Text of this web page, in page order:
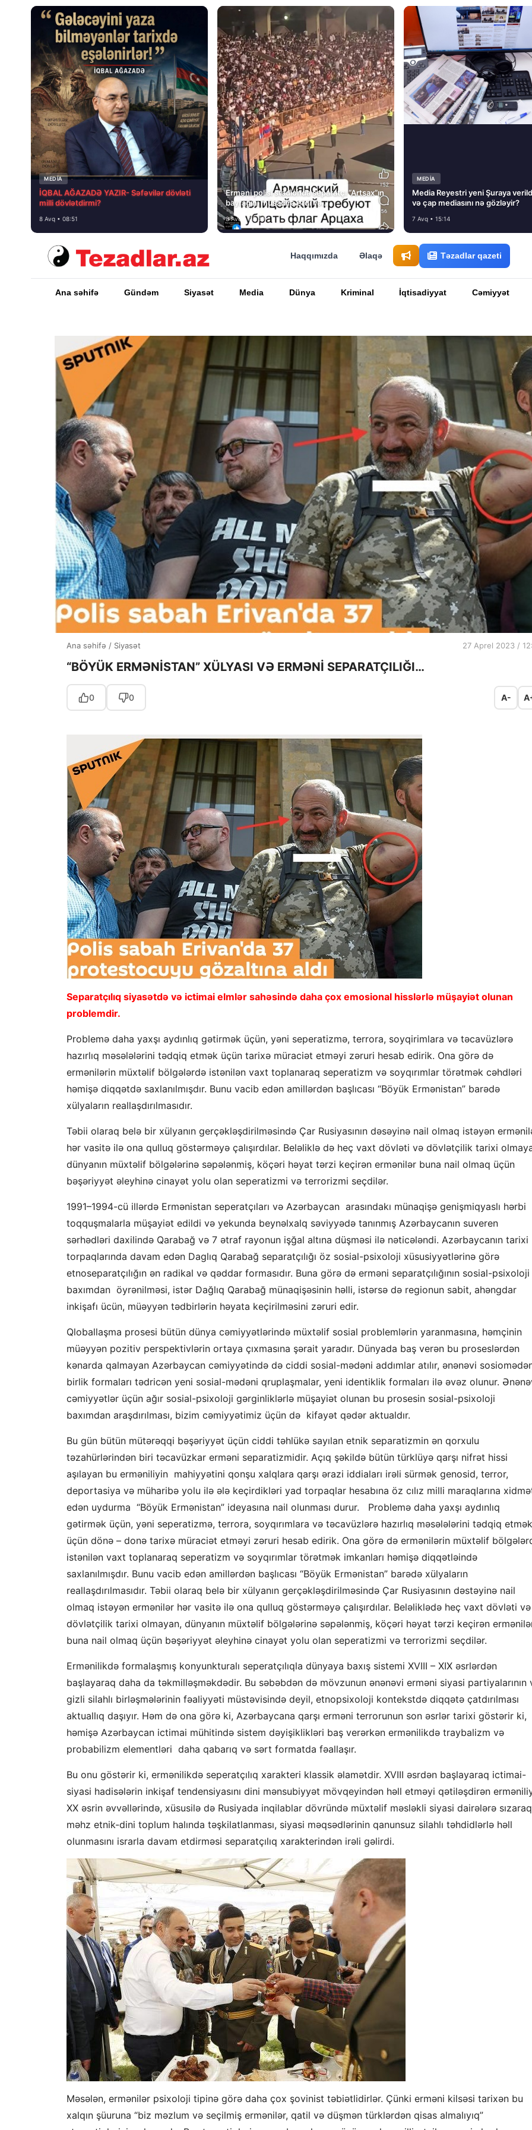
MEDİA
İQBAL AĞAZADƏ YAZIR- Səfəvilər dövləti
milli dövlətdirmi?
8 Avq • 08:51
Erməni polisi stadionda separatçı “Artsax”ın
bayrağını müsadirə etdi və…
8 Avq • 08:39
MEDİA
Media Reyestri yeni Şuraya
və çap mediasını nə gözləyir?
7 Avq • 15:14
Haqqımızda Əlaqə Təzadlar qazeti
Ana səhifə Gündəm Siyasət Media Dünya Kriminal İqtisadiyyat Cəmiyyət
Ana səhifə / Siyasət 27 Aprel 2023 /
“BÖYÜK ERMƏNİSTAN” XÜLYASI VƏ ERMƏNİ SEPARATÇILIĞI…
0 0 A-
Separatçılıq siyasətdə və ictimai elmlər sahəsində daha çox emosional hisslərlə müşayiət olunan
problemdir.
Problemə daha yaxşı aydınlıq gətirmək üçün, yəni seperatizmə, terrora, soyqirimlara və təcavüzlərə
hazırlıq məsələlərini tədqiq etmək üçün tarixə müraciət etməyi zəruri hesab edirik. Ona görə də
ermənilərin müxtəlif bölgələrdə istənilən vaxt toplanaraq seperatizm və soyqırımlar törətmək cəhdləri
həmişə diqqətdə saxlanılmışdır. Bunu vacib edən amillərdən başlıcası “Böyük Ermənistan” barədə
xülyaların reallaşdırılmasıdır.
Təbii olaraq belə bir xülyanın gerçəkləşdirilməsində Çar Rusiyasının dəsəyinə nail olmaq istəyən
hər vasitə ilə ona qulluq göstərməyə çalışırdılar. Beləliklə də heç vaxt dövləti və dövlətçilik tarixi
dünyanın müxtəlif bölgələrinə səpələnmiş, köçəri həyat tərzi keçirən ermənilər buna nail olmaq üçün
bəşəriyyət əleyhinə cinayət yolu olan seperatizmi və terrorizmi seçdilər.
1991–1994-cü illәrdә Ermənistan seperatçıları və Azərbaycan arasındakı münaqişә genişmiqyaslı hәrbi
toqquşmalarla müşayiәt edildi vә yekunda beynәlxalq sәviyyәdә tanınmış Azәrbaycanın suveren
sәrhәdlәri daxilindә Qarabağ vә 7 әtraf rayonun işğal altına düşmәsi ilә nәticәlәndi. Azərbaycanın tarixi
torpaqlarında davam edən Daglıq Qarabağ separatçılığı öz sosial-psixoloji xüsusiyyətlərinə görə
etnoseparatçılığın ən radikal və qəddar formasıdır. Buna görə də erməni separatçılığının sosial-psixoloji
baxımdan öyrənilməsi, istər Dağlıq Qarabağ münaqişəsinin həlli, istərsə də regionun sabit, ahəngdar
inkişafı ücün, müəyyən tədbirlərin həyata keçirilməsini zəruri edir.
Qloballaşma prosesi bütün dünya cəmiyyətlərində müxtəlif sosial problemlərin yaranmasına, həmçinin
müəyyən pozitiv perspektivlərin ortaya çıxmasına şərait yaradır. Dünyada baş verən bu proseslərdən
kənarda qalmayan Azərbaycan cəmiyyətində də ciddi sosial-mədəni addımlar atılır, ənənəvi
birlik formaları tədricən yeni sosial-mədəni qruplaşmalar, yeni identiklik formaları ilə əvəz olunur.
cəmiyyətlər üçün ağır sosial-psixoloji gərginliklərlə müşayiət olunan bu prosesin sosial-psixoloji
baxımdan araşdırılması, bizim cəmiyyətimiz üçün də kifayət qədər aktualdır.
Bu gün bütün mütərəqqi bəşəriyyət üçün ciddi təhlükə sayılan etnik separatizmin ən qorxulu
təzahürlərindən biri təcavüzkar erməni separatizmidir. Açıq şəkildə bütün türklüyə qarşı nifrət hissi
aşılayan bu erməniliyin mahiyyətini qonşu xalqlara qarşı ərazi iddiaları irəli sürmək genosid, terror,
deportasiya və müharibə yolu ilə ələ keçirdikləri yad torpaqlar hesabına öz cılız milli maraqlarına
edən uydurma “Böyük Ermənistan” ideyasına nail olunması durur. Problemə daha yaxşı aydınlıq
gətirmək üçün, yəni seperatizmə, terrora, soyqırımlara və təcavüzlərə hazırlıq məsələlərini tədqiq etmək
üçün dönə – donə tarixə müraciət etməyi zəruri hesab edirik. Ona görə də ermənilərin müxtəlif
istənilən vaxt toplanaraq seperatizm və soyqırımlar törətmək imkanları həmişə diqqətləində
saxlanılmışdır. Bunu vacib edən amillərdən başlıcası “Böyük Ermənistan” barədə xülyaların
reallaşdırılmasıdır. Təbii olaraq belə bir xülyanın gerçəkləşdirilməsində Çar Rusiyasının dəstəyinə nail
olmaq istəyən ermənilər hər vasitə ilə ona qulluq göstərməyə çalışırdılar. Beləliklədə heç vaxt dövləti və
dövlətçilik tarixi olmayan, dünyanın müxtəlif bölgələrinə səpələnmiş, köçəri həyat tərzi keçirən
buna nail olmaq üçün bəşəriyyət əleyhinə cinayət yolu olan seperatizmi və terrorizmi seçdilər.
Ermənilikdə formalaşmış konyunkturalı seperatçılıqla dünyaya baxış sistemi XVIII – XIX əsrlərdən
başlayaraq daha da təkmilləşməkdədir. Bu səbəbdən də mövzunun ənənəvi erməni siyasi partiyalarının
gizli silahlı birləşmələrinin fəaliyyəti müstəvisində deyil, etnopsixoloji kontekstdə diqqətə çatdırılması
aktuallıq daşıyır. Həm də ona görə ki, Azərbaycana qarşı erməni terrorunun son əsrlər tarixi göstərir ki,
həmişə Azərbaycan ictimai mühitində sistem dəyişiklikləri baş verərkən ermənilikdə traybalizm və
probabilizm elementləri daha qabarıq və sərt formatda fəallaşır.
Bu onu göstərir ki, ermənilikdə seperatçılıq xarakteri klassik əlamətdir. XVIII əsrdən başlayaraq ictimai-
siyasi hadisələrin inkişaf tendensiyasını dini mənsubiyyət mövqeyindən həll etməyi qətiləşdirən
XX əsrin əvvəllərində, xüsusilə də Rusiyada inqilablar dövründə müxtəlif məsləkli siyasi dairələrə sızaraq
məhz etnik-dini toplum halında təşkilatlanması, siyasi məqsədlərinin qanunsuz silahlı təhdidlərlə həll
olunmasını israrla davam etdirməsi separatçılıq xarakterindən irəli gəlirdi.
Məsələn, ermənilər psixoloji tipinə görə daha çox şovinist təbiətlidirlər. Çünki erməni kilsəsi tarixən bu
xalqın şüuruna “biz məzlum və seçilmiş ermənilər, qatil və düşmən türklərdən qisas almalıyıq”